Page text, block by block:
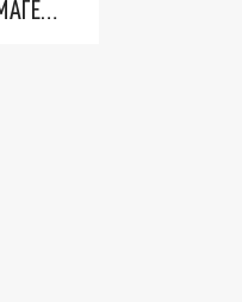
ТРИ ГЛАВНЫХ ИНСАЙДА ОБ СВО. ОТМЕНА МОБИЛИЗАЦИИ И ВОЗВРАЩЕНИЕ "ГЕНЕРАЛА АРМАГЕДДОНА"? ОТЛИЧНЫЕ НОВОСТИ, КОТОРЫЕ ЖДАЛИ ВСЕ